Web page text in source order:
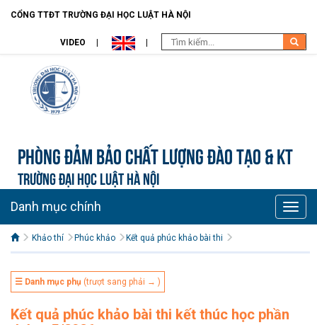
CỔNG TTĐT TRƯỜNG ĐẠI HỌC LUẬT HÀ NỘI
VIDEO
Phòng Đảm bảo chất lượng đào tạo & KT
TRƯỜNG ĐẠI HỌC LUẬT HÀ NỘI
Toggle
Danh mục chính
Khảo thí Phúc khảo Kết quả phúc khảo bài thi
☰ Danh mục phụ (trượt sang phải → )
Kết quả phúc khảo bài thi kết thúc học phần